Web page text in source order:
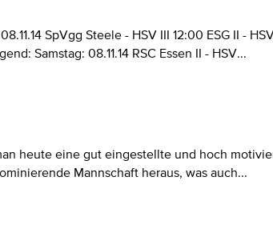
SpVgg Steele - HSV III 12:00 ESG II -
Samstag: 08.11.14 RSC Essen II - HSV...
heute eine gut eingestellte und hoch
Mannschaft heraus, was auch...